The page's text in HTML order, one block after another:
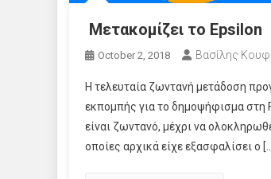
Μετακομίζει το Epsilon
October 2, 2018 Βασίλης
Η τελευταία ζωντανή μετάδοση
εκπομπής για το δημοψήφισμα στη
είναι ζωντανό, μέχρι να
οποίες αρχικά είχε εξασφαλίσει ο […]